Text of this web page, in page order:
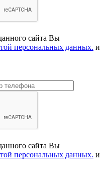
сайта Вы
персональных данных. и
сайта Вы
персональных данных. и